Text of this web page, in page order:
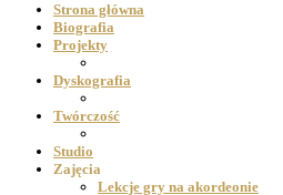
Strona główna
Biografia
Projekty
Dyskografia
Twórczość
Studio
Zajęcia
Lekcje gry na akordeonie